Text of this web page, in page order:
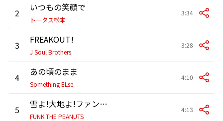
2 いつもの笑顔で
トータス松本
3:34
3 FREAKOUT!
J Soul Brothers
3:28
4 あの頃のまま
Something ELse
4:10
5 雪よ!大地よ!ファンピーよ!!
FUNK THE PEANUTS
4:13